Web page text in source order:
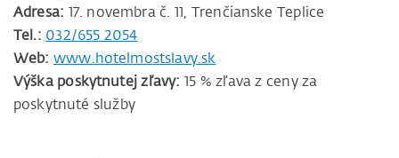
Adresa: 17. novembra č. 11, Trenčianske Teplice
Tel.: 032/655 2054
Web: www.hotelmostslavy.sk
Výška poskytnutej zľavy: 15 % zľava z ceny za
poskytnuté služby